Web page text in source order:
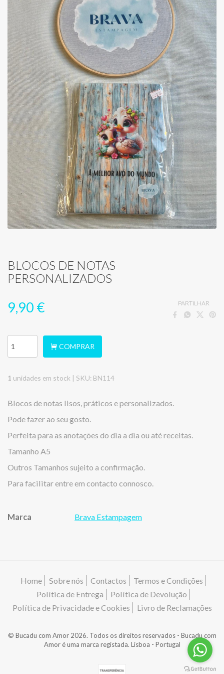
BLOCOS DE NOTAS
PERSONALIZADOS
9,90 € PARTILHAR
COMPRAR
1 unidades em stock | SKU: BN114
Blocos de notas lisos, práticos e personalizados.
Pode fazer ao seu gosto.
Perfeita para as anotações do dia a dia ou até receitas.
Tamanho A5
Outros Tamanhos sujeito a confirmação.
Para facilitar entre em contacto connosco.
Marca
Brava Estampagem
Home Sobre nós Contactos
Termos e Condições
Política de Entrega
Política de Devolução
Política de Privacidade e Cookies
Livro de Reclamações
© Bucadu com Amor 2026. Todos os direitos reservados - Bucadu com
Amor é uma marca registada. Lisboa - Portugal